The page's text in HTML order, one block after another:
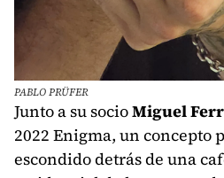
PABLO PRÜFER
Junto a su socioMiguel
2022 Enigma, un concepto
escondido detrás de una